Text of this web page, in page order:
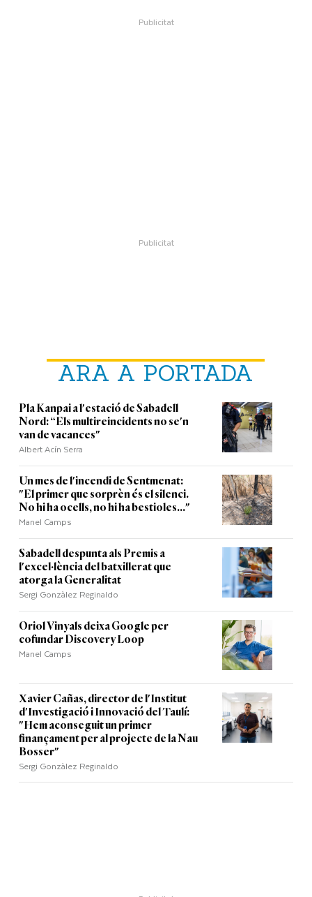
ARA A PORTADA
Pla Kanpai a l'estació de Sabadell
Nord: “Els multireincidents no se'n
van de vacances"
Albert Acín Serra
Un mes de l'incendi de Sentmenat:
"El primer que sorprèn és el silenci.
No hi ha ocells, no hi ha bestioles..."
Manel Camps
Sabadell despunta als Premis a
l'excel·lència del batxillerat que
atorga la Generalitat
Sergi Gonzàlez Reginaldo
Oriol Vinyals deixa Google per
cofundar Discovery Loop
Manel Camps
Xavier Cañas, director de l'Institut
d'Investigació i Innovació del Taulí:
"Hem aconseguit un primer
finançament per al projecte de la Nau
Bosser"
Sergi Gonzàlez Reginaldo